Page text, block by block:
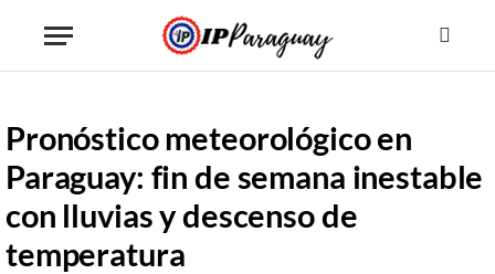
Pronóstico meteorológico en
Paraguay: fin de semana inestable
con lluvias y descenso de
temperatura